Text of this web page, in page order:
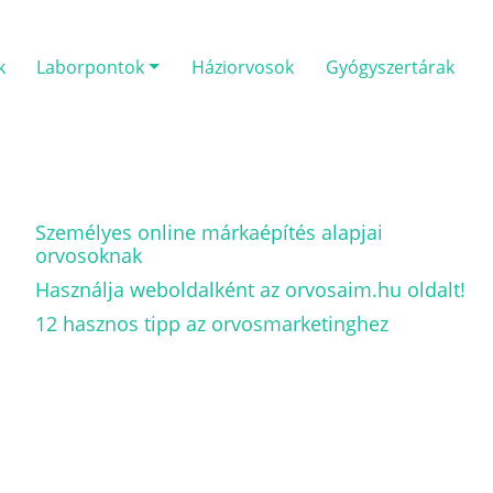
Laborpontok Háziorvosok Gyógyszertárak
Személyes online márkaépítés alapjai
orvosoknak
Használja weboldalként az orvosaim.hu oldalt!
12 hasznos tipp az orvosmarketinghez